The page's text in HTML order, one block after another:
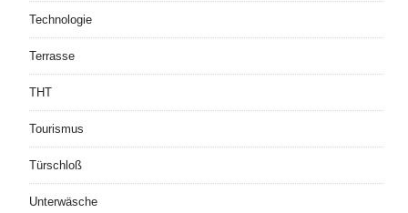
Technologie
Terrasse
THT
Tourismus
Türschloß
Unterwäsche